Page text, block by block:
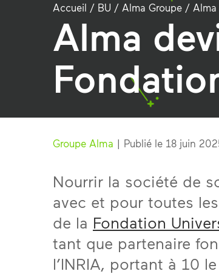
Accueil / BU / Alma Groupe /
Alma
Groupe Alma | Publié le 18 juin
Nourrir la société de
avec et pour toutes
de la Fondation
tant que partenaire
l’INRIA, portant à 10